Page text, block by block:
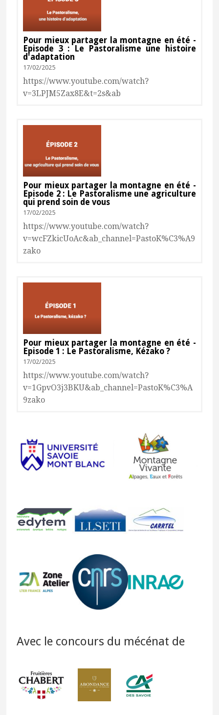
Consulter
Pour mieux partager la montagne en été -
Episode 3 : Le Pastoralisme une histoire
d'adaptation
17/02/2025
https://www.youtube.com/watch?
v=3LPJM5Zax8E&t=2s&ab
Consulter
Pour mieux partager la montagne en été -
Episode 2 : Le Pastoralisme une agriculture
qui prend soin de vous
17/02/2025
https://www.youtube.com/watch?
v=wcFZkicUoAc&ab_channel=PastoK%C3%A9
zako
Consulter
Pour mieux partager la montagne en été -
Episode 1 : Le Pastoralisme, Kézako ?
17/02/2025
https://www.youtube.com/watch?
v=1GpvO3j3BKU&ab_channel=PastoK%C3%A
9zako
Avec le concours du mécénat de